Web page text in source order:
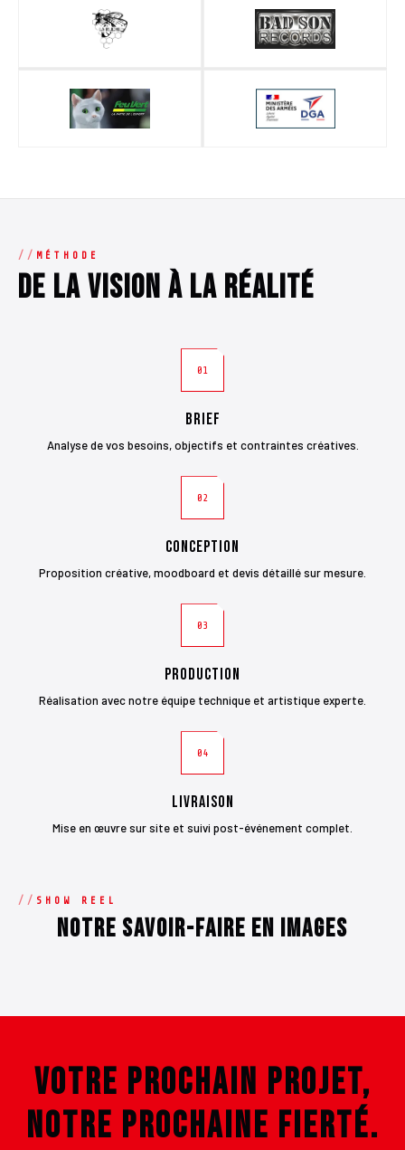
MÉTHODE
De la vision à la réalité
01
Brief
Analyse de vos besoins, objectifs et contraintes créatives.
02
Conception
Proposition créative, moodboard et devis détaillé sur mesure.
03
Production
Réalisation avec notre équipe technique et artistique experte.
04
Livraison
Mise en œuvre sur site et suivi post-événement complet.
SHOW REEL
Notre savoir-faire en images
VOTRE PROCHAIN PROJET,
NOTRE PROCHAINE FIERTÉ.